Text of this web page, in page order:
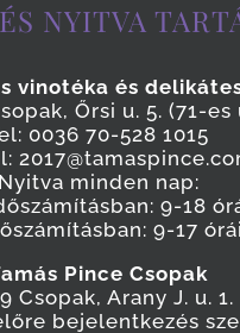
NYITVA
vinotéka és
Őrsi u. 5. (71-es
0036 70-528 1015
Nyitva minden nap:
9-18
9-17
Pince Csopak
Csopak, Arany J. u. 1.
bejelentkezés